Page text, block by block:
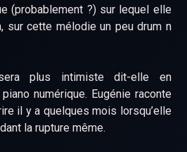
(probablement ?) sur lequel elle
sur cette mélodie un peu drum n
plus intimiste dit-elle en
numérique. Eugénie raconte
il y a quelques mois lorsqu’elle
la rupture même.